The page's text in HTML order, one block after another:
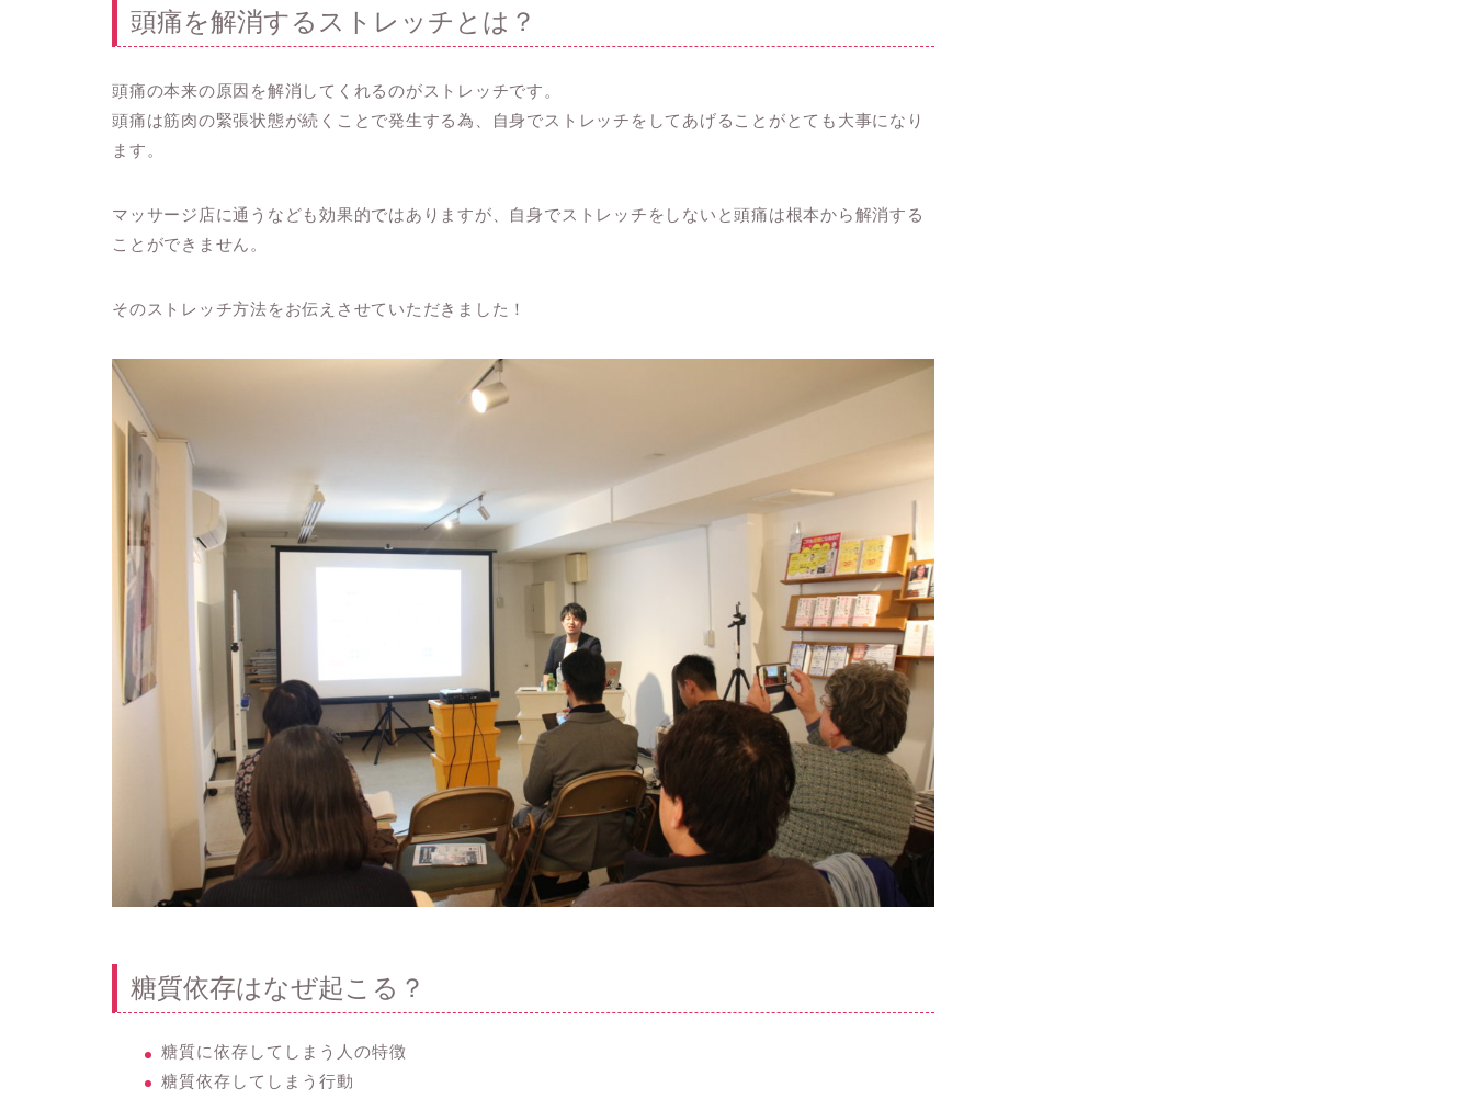
頭痛を解消するストレッチとは？
頭痛の本来の原因を解消してくれるのがストレッチです。
頭痛は筋肉の緊張状態が続くことで発生する為、自身でストレッチをしてあげることがとても大事になり
ます。
マッサージ店に通うなども効果的ではありますが、自身でストレッチをしないと頭痛は根本から解消する
ことができません。
そのストレッチ方法をお伝えさせていただきました！
糖質依存はなぜ起こる？
糖質に依存してしまう人の特徴
糖質依存してしまう行動